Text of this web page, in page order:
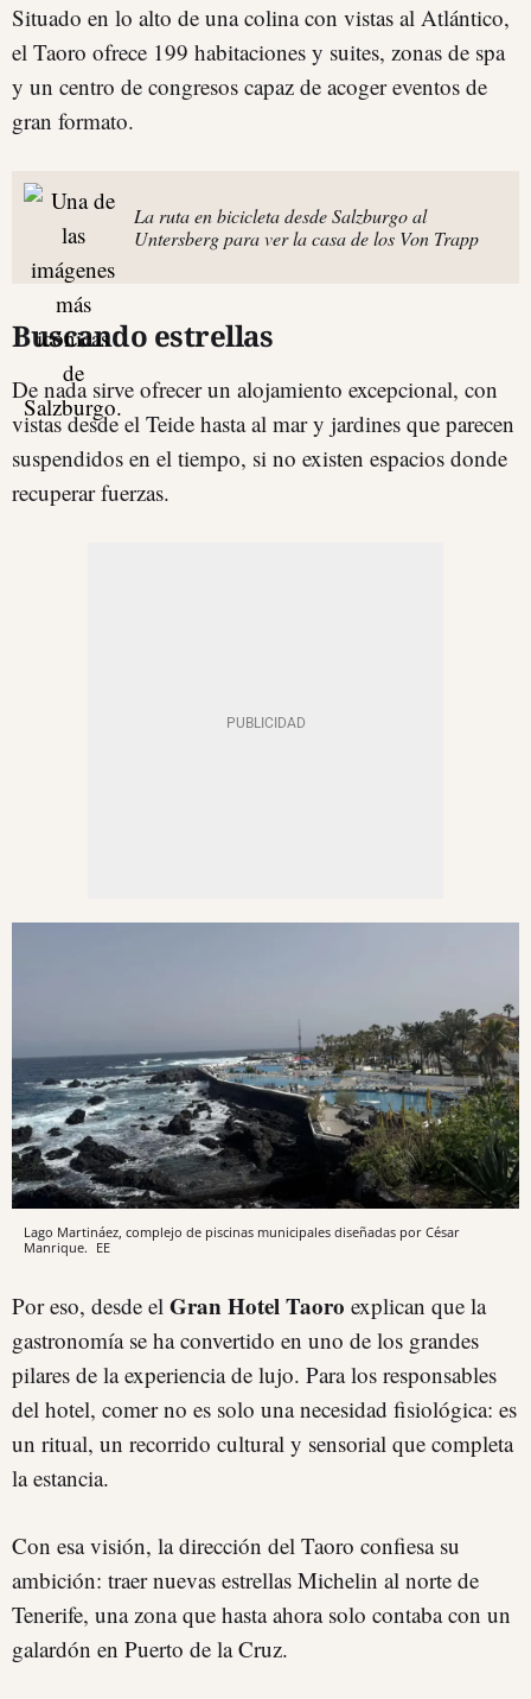
Situado en lo alto de una colina con vistas al Atlántico,
el Taoro ofrece 199 habitaciones y suites, zonas de spa
y un centro de congresos capaz de acoger eventos de
gran formato.
La ruta en bicicleta desde Salzburgo al
Untersberg para ver la casa de los Von Trapp
Buscando estrellas
De nada sirve ofrecer un alojamiento excepcional, con
vistas desde el Teide hasta al mar y jardines que parecen
suspendidos en el tiempo, si no existen espacios donde
recuperar fuerzas.
Lago Martináez, complejo de piscinas municipales diseñadas por César
Manrique. EE
Por eso, desde el Gran Hotel Taoro explican que la
gastronomía se ha convertido en uno de los grandes
pilares de la experiencia de lujo. Para los responsables
del hotel, comer no es solo una necesidad fisiológica: es
un ritual, un recorrido cultural y sensorial que completa
la estancia.
Con esa visión, la dirección del Taoro confiesa su
ambición: traer nuevas estrellas Michelin al norte de
Tenerife, una zona que hasta ahora solo contaba con un
galardón en Puerto de la Cruz.